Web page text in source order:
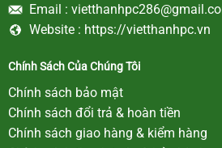
Email :
Website : https://vietthanhpc.vn
Chính Sách Của Chúng Tôi
Chính sách bảo mật
Chính sách đổi trả & hoàn tiền
Chính sách giao hàng & kiểm hàng